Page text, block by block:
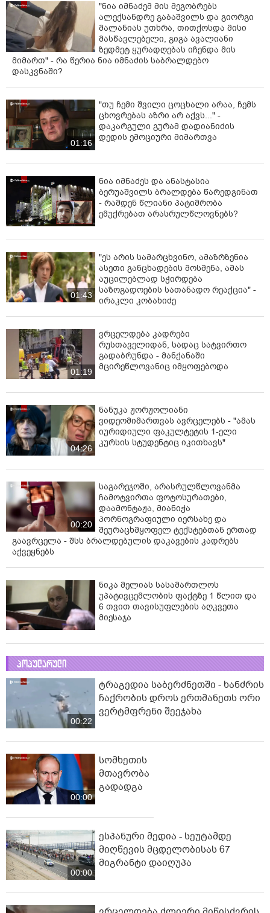
"ნია იმნაძემ მის მეგობრებს
ალექსანდრე გაბაშვილს და გიორგი
მალანიას უთხრა, თითქოსდა მისი
მასწავლებელი, გიგა ავალიანი
ზედმეტ ყურადღებას იჩენდა მის
მიმართ" - რა წერია ნია იმნაძის საბრალდებო
დასკვნაში?
01:16
"თუ ჩემი შვილი ცოცხალი არაა, ჩემს
ცხოვრებას აზრი არ აქვს..." -
დაკარგული გურამ დადიანიძის
დედის ემოციური მიმართვა
ნია იმნაძეს და ანასტასია
ბერუაშვილს ბრალდება წარედგინათ
- რამდენ წლიანი პატიმრობა
ემუქრებათ არასრულწლოვნებს?
01:43
"ეს არის სამარცხვინო, ამაზრზენია
ასეთი განცხადების მოსმენა, ამას
აუცილებლად სჭირდება
საზოგადოების სათანადო რეაქცია" -
ირაკლი კობახიძე
01:19
ვრცელდება კადრები
რუსთაველიდან, სადაც სატვირთო
გადაბრუნდა - მანქანაში
მცირეწლოვანიც იმყოფებოდა
04:26
ნანუკა ჟორჟოლიანი
ვიდეომიმართვას ავრცელებს - "ამას
იურიდიული ფაკულტეტის 1-ელი
კურსის სტუდენტიც იკითხავს"
00:20
საგარეჯოში, არასრულწლოვანმა
ჩამოტვირთა ფოტოსურათები,
დაამონტაჟა, მიანიჭა
პორნოგრაფიული იერსახე და
შეურაცხმყოფელ ტექსტებთან ერთად
გაავრცელა - შსს ბრალდებულის დაკავების კადრებს
აქვეყნებს
ნიკა მელიას სასამართლოს
უპატივცემლობის ფაქტზე 1 წლით და
6 თვით თავისუფლების აღკვეთა
მიესაჯა
პოპულარული
00:22
ტრაგედია საბერძნეთში - ხანძრის
ჩაქრობის დროს ერთმანეთს ორი
ვერტმფრენი შეეჯახა
00:00
სომხეთის
მთავრობა
გადადგა
00:00
ესპანური მედია - სეუტამდე
მიღწევის მცდელობისას 67
მიგრანტი დაიღუპა